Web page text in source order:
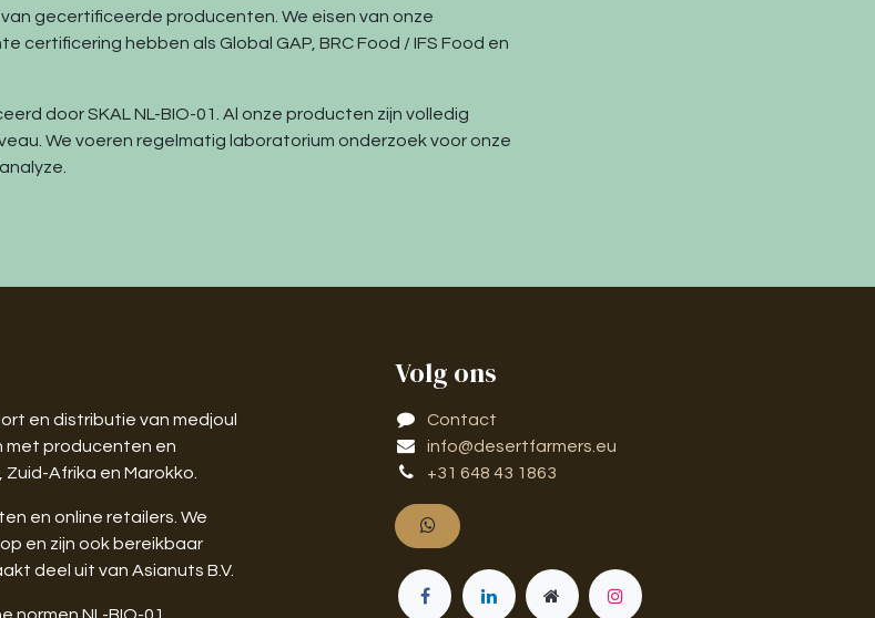
gecertificeerde producenten. We eisen van onze
certificering hebben als Global GAP, BRC Food / IFS Food en
door SKAL NL-BIO-01. Al onze producten zijn volledig
We voeren regelmatig laboratorium onderzoek voor onze
en distributie van medjoul
met producenten en
Afrika en Marokko.
en online retailers. We
en zijn ook bereikbaar
deel uit van Asianuts B.V.
Volg ons
Contact
info@desertfarmers.eu
​​​​​​​​​​​​+​3​1​ ​6​4​8 ​4​3 ​18​6​3